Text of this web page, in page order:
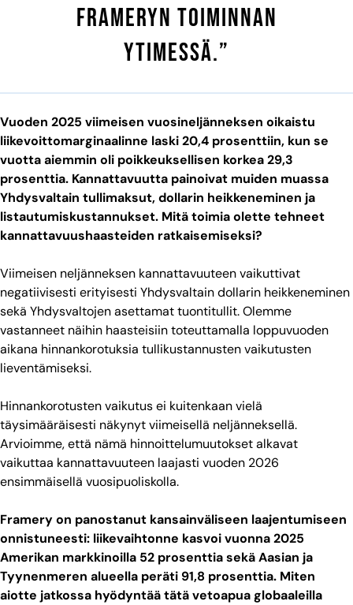
Frameryn toiminnan
ytimessä.”
Vuoden 2025 viimeisen vuosineljänneksen oikaistu
liikevoittomarginaalinne laski 20,4 prosenttiin, kun se
vuotta aiemmin oli poikkeuksellisen korkea 29,3
prosenttia. Kannattavuutta painoivat muiden muassa
Yhdysvaltain tullimaksut, dollarin heikkeneminen ja
listautumiskustannukset. Mitä toimia olette tehneet
kannattavuushaasteiden ratkaisemiseksi?
Viimeisen neljänneksen kannattavuuteen vaikuttivat
negatiivisesti erityisesti Yhdysvaltain dollarin heikkeneminen
sekä Yhdysvaltojen asettamat tuontitullit. Olemme
vastanneet näihin haasteisiin toteuttamalla loppuvuoden
aikana hinnankorotuksia tullikustannusten vaikutusten
lieventämiseksi.
Hinnankorotusten vaikutus ei kuitenkaan vielä
täysimääräisesti näkynyt viimeisellä neljänneksellä.
Arvioimme, että nämä hinnoittelumuutokset alkavat
vaikuttaa kannattavuuteen laajasti vuoden 2026
ensimmäisellä vuosipuoliskolla.
Framery on panostanut kansainväliseen laajentumiseen
onnistuneesti: liikevaihtonne kasvoi vuonna 2025
Amerikan markkinoilla 52 prosenttia sekä Aasian ja
Tyynenmeren alueella peräti 91,8 prosenttia. Miten
aiotte jatkossa hyödyntää tätä vetoapua globaaleilla